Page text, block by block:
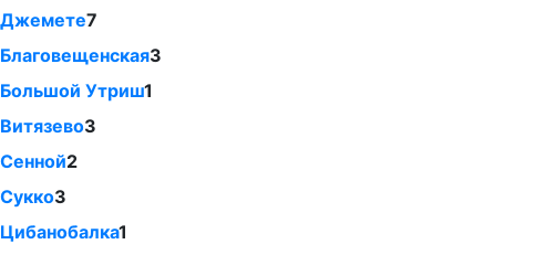
Джемете7
Благовещенская3
Большой Утриш1
Витязево3
Сенной2
Сукко3
Цибанобалка1